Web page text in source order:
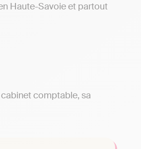
Haute-Savoie et partout
comptable, sa